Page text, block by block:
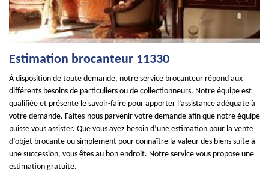
Estimation brocanteur 11330
À disposition de toute demande, notre service brocanteur répond aux
différents besoins de particuliers ou de collectionneurs. Notre équipe est
qualifiée et présente le savoir-faire pour apporter l’assistance adéquate à
votre demande. Faites-nous parvenir votre demande afin que notre équipe
puisse vous assister. Que vous ayez besoin d’une estimation pour la vente
d’objet brocante ou simplement pour connaître la valeur des biens suite à
une succession, vous êtes au bon endroit. Notre service vous propose une
estimation gratuite.